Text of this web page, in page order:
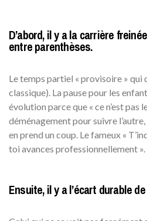
D’abord, il y a la carrière
entre parenthèses.
Le temps partiel « provisoire » qui
classique). La pause pour les
évolution parce que « ce n’est pas
déménagement pour suivre
en prend un coup. Le fameux «
toi avances professionnellement ».
Ensuite, il y a l’écart durable